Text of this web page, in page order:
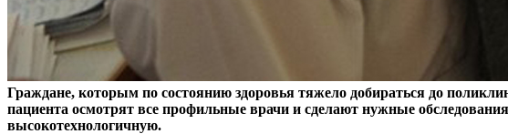
Граждане, которым по состоянию здоровья тяжело добираться до
пациента осмотрят все профильные врачи и сделают нужные
высокотехнологичную.